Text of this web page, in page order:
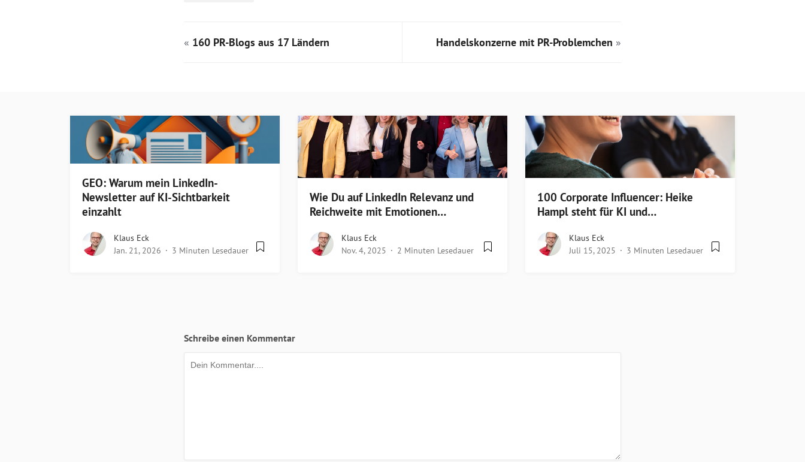
« 160 PR-Blogs aus 17 Ländern Handelskonzerne mit PR-Problemchen »
GEO: Warum mein LinkedIn-
Newsletter auf KI-Sichtbarkeit
einzahlt
Klaus Eck
Jan. 21, 2026
3 Minuten Lesedauer
Wie Du auf LinkedIn Relevanz und
Reichweite mit Emotionen…
Klaus Eck
Nov. 4, 2025
2 Minuten Lesedauer
100 Corporate Influencer: Heike
Hampl steht für KI und…
Klaus Eck
Juli 15, 2025
3 Minuten Lesedauer
Schreibe einen Kommentar